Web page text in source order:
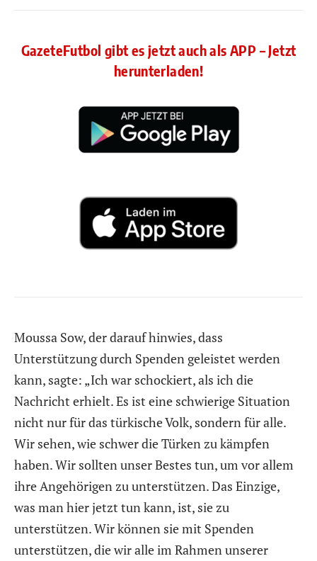
GazeteFutbol gibt es jetzt auch als APP – Jetzt
herunterladen!
Moussa Sow, der darauf hinwies, dass
Unterstützung durch Spenden geleistet werden
kann, sagte: „Ich war schockiert, als ich die
Nachricht erhielt. Es ist eine schwierige Situation
nicht nur für das türkische Volk, sondern für alle.
Wir sehen, wie schwer die Türken zu kämpfen
haben. Wir sollten unser Bestes tun, um vor allem
ihre Angehörigen zu unterstützen. Das Einzige,
was man hier jetzt tun kann, ist, sie zu
unterstützen. Wir können sie mit Spenden
unterstützen, die wir alle im Rahmen unserer